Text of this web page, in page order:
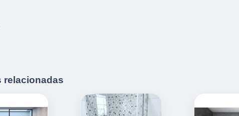
relacionadas